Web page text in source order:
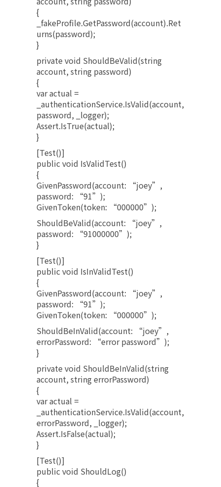
{
_fakeProfile.GetPassword(account).Ret
urns(password);
}
private void ShouldBeValid(string
account, string password)
{
var actual =
_authenticationService.IsValid(account,
password, _logger);
Assert.IsTrue(actual);
}
[Test()]
public void IsValidTest()
{
GivenPassword(account: “joey”,
password: “91”);
GivenToken(token: “000000”);
ShouldBeValid(account: “joey”,
password: “91000000”);
}
[Test()]
public void IsInValidTest()
{
GivenPassword(account: “joey”,
password: “91”);
GivenToken(token: “000000”);
ShouldBeInValid(account: “joey”,
errorPassword: “error password”);
}
private void ShouldBeInValid(string
account, string errorPassword)
{
var actual =
_authenticationService.IsValid(account,
errorPassword, _logger);
Assert.IsFalse(actual);
}
[Test()]
public void ShouldLog()
{